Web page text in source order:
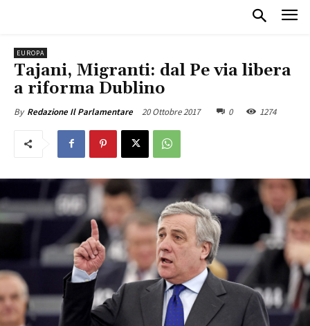
EUROPA
Tajani, Migranti: dal Pe via libera
a riforma Dublino
By Redazione Il Parlamentare 20 Ottobre 2017 0 1274